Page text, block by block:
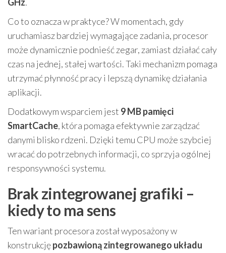
Co to oznacza w praktyce? W momentach, gdy
uruchamiasz bardziej wymagające zadania, procesor
może dynamicznie podnieść zegar, zamiast działać cały
czas na jednej, stałej wartości. Taki mechanizm pomaga
utrzymać płynność pracy i lepszą dynamikę działania
aplikacji.
Dodatkowym wsparciem jest 9 MB pamięci
SmartCache, która pomaga efektywnie zarządzać
danymi blisko rdzeni. Dzięki temu CPU może szybciej
wracać do potrzebnych informacji, co sprzyja ogólnej
responsywności systemu.
Brak zintegrowanej grafiki –
kiedy to ma sens
Ten wariant procesora został wyposażony w
konstrukcjępozbawioną zintegrowanego układu